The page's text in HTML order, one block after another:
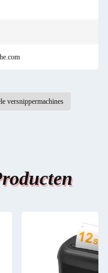
versnippermachines